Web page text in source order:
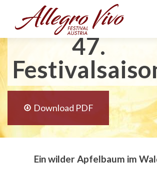
Eröffnung der
47.
Download PDF
Ein wilder Apfelbaum im